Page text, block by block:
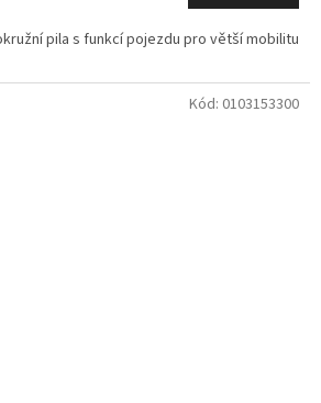
pila s funkcí pojezdu pro větší mobilitu
Kód: 0103153300